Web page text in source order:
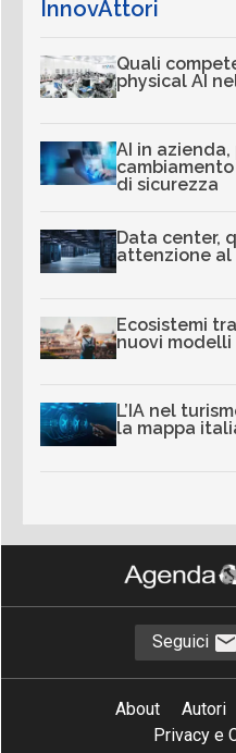
InnovAttori
Quali
physical AI
AI in
di sicurezza
Data center,
attenzione al
Ecosistemi
nuovi modelli
L’IA nel
la mappa
Seguici
About Autori
Privacy e